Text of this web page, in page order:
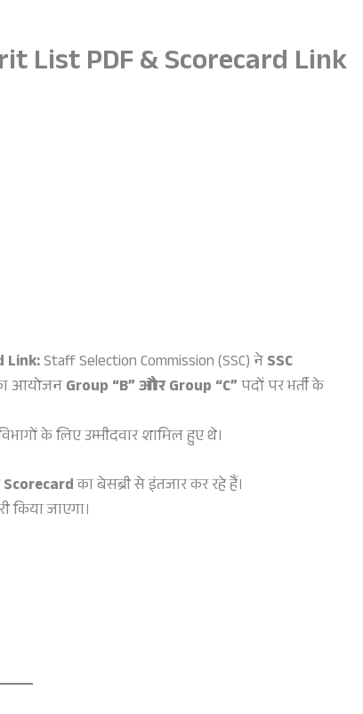
List PDF & Scorecard Link
Link:Staff Selection Commission (SSC) नेSSC
आयोजनGroup “B” और Group “C”पदों पर भर्ती के
के लिए उम्मीदवार शामिल हुए थे।
का बेसब्री से इंतजार कर रहे हैं।
किया जाएगा।